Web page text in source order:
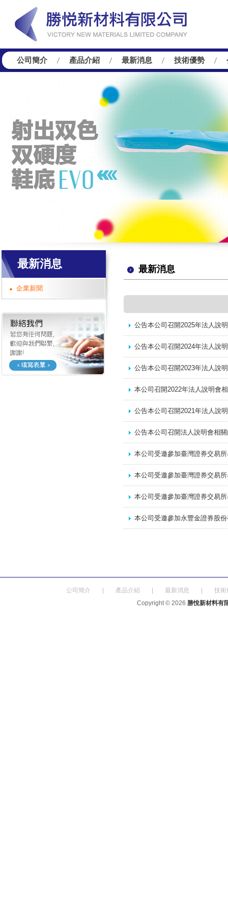
公司簡介 產品介紹 最新消息 技術優勢
最新消息
企業新聞
最新消息
公告本公司召開2025年法人說
公告本公司召開2024年法人說
公告本公司召開2023年法人說
本公司召開2022年法人說明會
公告本公司召開2021年法人說
公告本公司召開法人說明會相
本公司受邀參加臺灣證券交易
本公司受邀參加臺灣證券交易
本公司受邀參加臺灣證券交易
本公司受邀參加永豐金證券股
公司簡介 產品介紹 最新消息 |技術
Copyright © 2026 勝悅新材料有